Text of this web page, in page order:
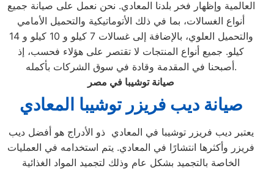
العالمية وإظهار فخر بلدنا المعادي. نحن نعمل على صيانة جميع
أنواع الغسالات، بما في ذلك الأتوماتيكية والتحميل الأمامي
والتحميل العلوي، بالإضافة إلى غسالات 7 كيلو و 10 كيلو و 14
كيلو. جميع أنواع المنتجات لا تقتصر على هؤلاء فحسب، إذ
أصبحنا في المقدمة وقادة في سوق الشركات بأكمله.
صيانة توشيبا في مصر
صيانة ديب فريزر توشيبا المعادي
يعتبر ديب فريزر توشيبا في المعادي ذو الأدراج هو أفضل ديب
فريزر وأكثرها انتشارًا في المعادي. يتم استخدامه في العمليات
الخاصة بالتجميد بشكل عام وذلك لتجميد المواد الغذائية